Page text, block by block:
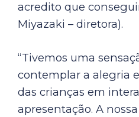
acredito que
Miyazaki – diretora).
“Tivemos uma
contemplar a alegria
das crianças em
apresentação. A